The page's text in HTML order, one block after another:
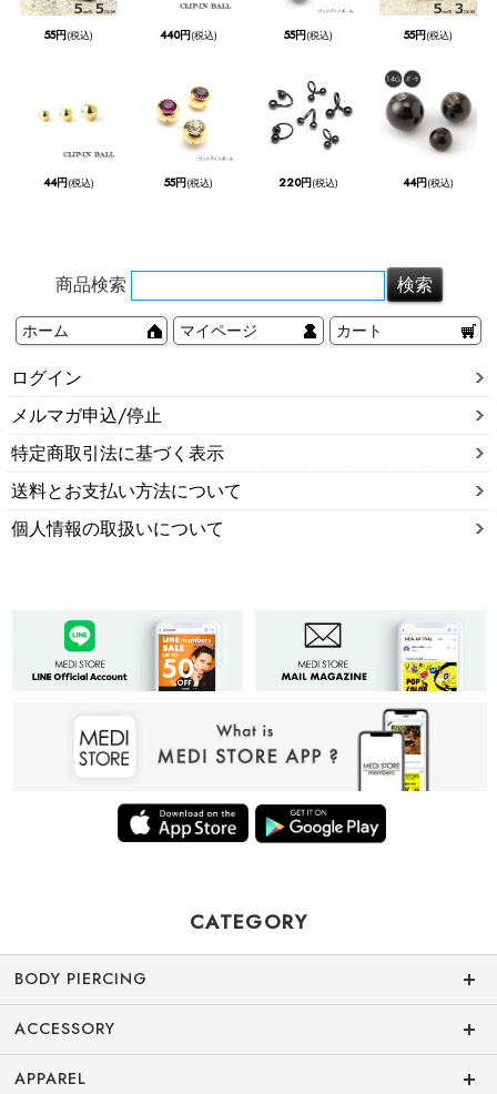
55円(税込) 440円(税込) 55円(税込) 55円(税込)
44円(税込) 55円(税込) 220円(税込) 44円(税込)
商品検索
ホーム マイページ カート
ログイン
メルマガ申込/停止
特定商取引法に基づく表示
送料とお支払い方法について
個人情報の取扱いについて
CATEGORY
BODY PIERCING
ACCESSORY
APPAREL